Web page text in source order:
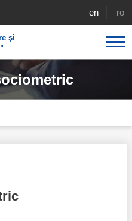
english
şi
"
publice în vizor”,